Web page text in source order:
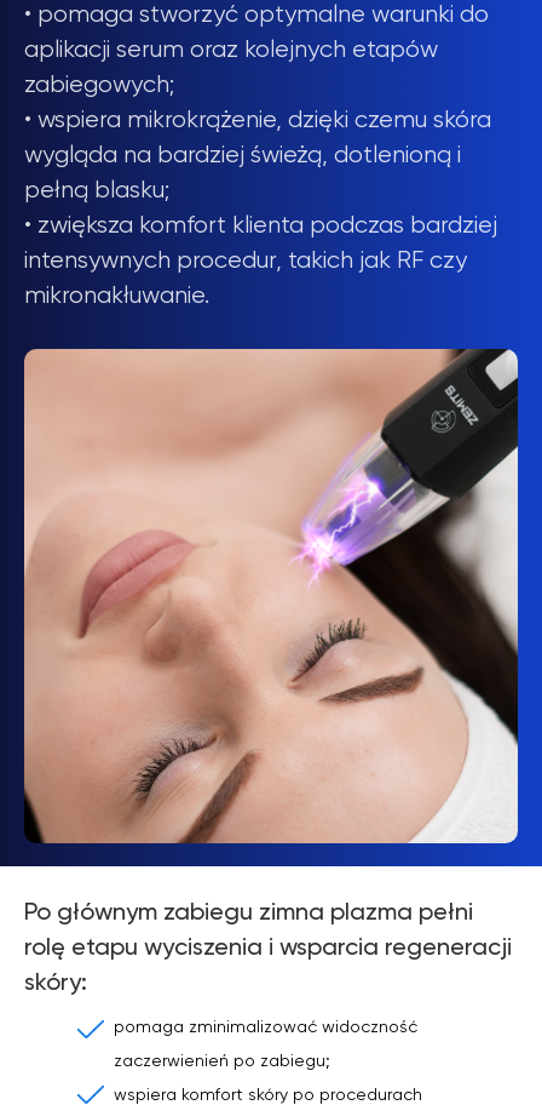
• pomaga stworzyć optymalne warunki do
aplikacji serum oraz kolejnych etapów
zabiegowych;
• wspiera mikrokrążenie, dzięki czemu skóra
wygląda na bardziej świeżą, dotlenioną i
pełną blasku;
• zwiększa komfort klienta podczas bardziej
intensywnych procedur, takich jak RF czy
mikronakłuwanie.
Po głównym zabiegu zimna plazma pełni
rolę etapu wyciszenia i wsparcia regeneracji
skóry:
pomaga zminimalizować widoczność
zaczerwienień po zabiegu;
wspiera komfort skóry po procedurach